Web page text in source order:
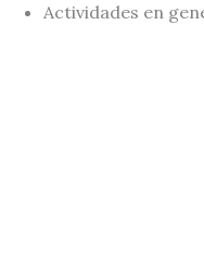
Actividades en